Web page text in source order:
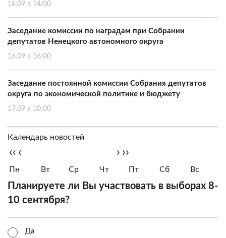
16.09 в 14:00
Заседание комиссии по наградам при Собрании
депутатов Ненецкого автономного округа
16.09 в 16:00
Заседание постоянной комиссии Собрания депутатов
округа по экономической политике и бюджету
17.09 в 10:00
Календарь новостей
‹‹ ‹ › ››
Пн Вт Ср Чт Пт Сб Вс
Планируете ли Вы участвовать в выборах 8-
10 сентября?
Да